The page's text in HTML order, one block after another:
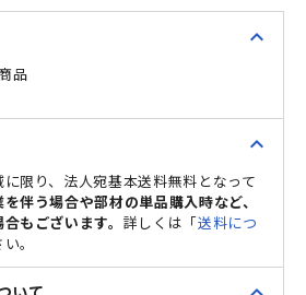
expand_less
品
expand_less
限り、法人宛基本送料無料となって
伴う場合や部材の単品購入時など、
もございます。 詳しくは「送料につ
。